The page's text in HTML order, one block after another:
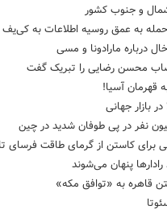
و جنوب کشور
حمله به عمق روسیه اطلاعات به
درباره مارادونا و مسی
محسن رضایی را تبریک گفت
قهرمان آسیا!
بازار جهانی
نفر در پی طوفان شدید در چین
برای کاستن از گرمای طاقت فرسای
پنهان می‌شوند
قاهره به «توافق مکه»